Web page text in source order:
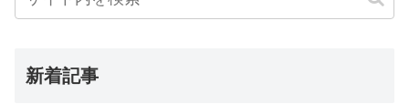
新着記事